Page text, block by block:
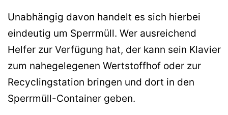
Unabhängig davon handelt es sich hierbei
eindeutig um Sperrmüll. Wer ausreichend
Helfer zur Verfügung hat, der kann sein Klavier
zum nahegelegenen Wertstoffhof oder zur
Recyclingstation bringen und dort in den
Sperrmüll-Container geben.